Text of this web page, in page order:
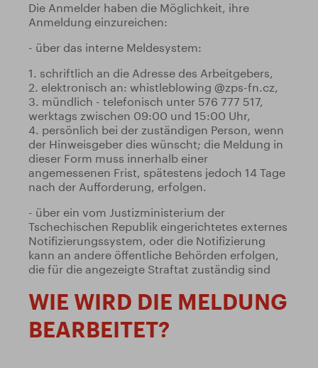
Die Anmelder haben die Möglichkeit, ihre
Anmeldung einzureichen:
- über das interne Meldesystem:
1. schriftlich an die Adresse des Arbeitgebers,
2. elektronisch an: whistleblowing @zps-fn.cz,
3. mündlich - telefonisch unter 576 777 517,
werktags zwischen 09:00 und 15:00 Uhr,
4. persönlich bei der zuständigen Person, wenn
der Hinweisgeber dies wünscht; die Meldung in
dieser Form muss innerhalb einer
angemessenen Frist, spätestens jedoch 14 Tage
nach der Aufforderung, erfolgen.
- über ein vom Justizministerium der
Tschechischen Republik eingerichtetes externes
Notifizierungssystem, oder die Notifizierung
kann an andere öffentliche Behörden erfolgen,
die für die angezeigte Straftat zuständig sind
WIE WIRD DIE MELDUNG
BEARBEITET?